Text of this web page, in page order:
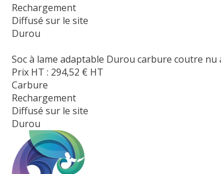
Rechargement
Diffusé sur le site
Durou
Soc à lame adaptable Durou carbure coutre
Prix HT : 294,52 € HT
Carbure
Rechargement
Diffusé sur le site
Durou